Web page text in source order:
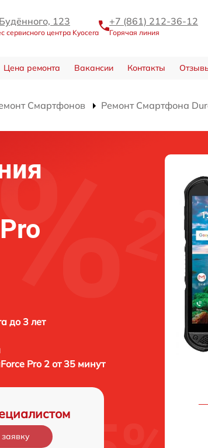
123
сервисного центра Kyocera
+7 (861) 212-36-12
Горячая линия
Цена ремонта Вакансии Контакты
Смартфонов Ремонт Смартфона
до 3 лет
Pro 2 от 35 минут